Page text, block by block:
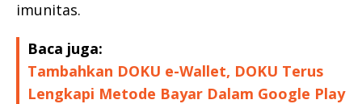
imunitas.
Baca juga:
Tambahkan DOKU e-Wallet, DOKU Terus
Lengkapi Metode Bayar Dalam Google Play